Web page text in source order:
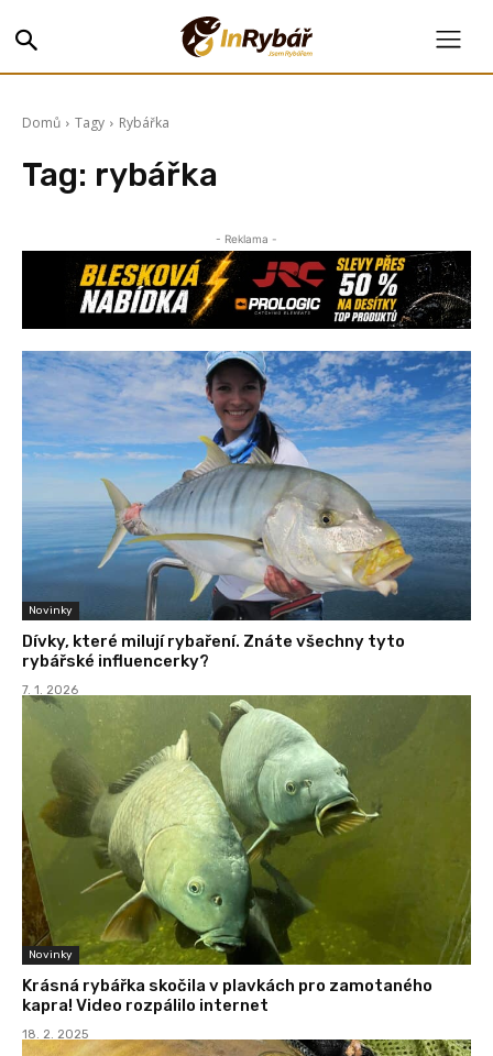
Domů Tagy Rybářka
Tag: rybářka
- Reklama -
Novinky
Dívky, které milují rybaření. Znáte všechny tyto
rybářské influencerky?
7. 1. 2026
Novinky
Krásná rybářka skočila v plavkách pro zamotaného
kapra! Video rozpálilo internet
18. 2. 2025